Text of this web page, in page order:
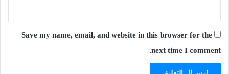
Save my name, email, and website in this browser for the
next time I comment.